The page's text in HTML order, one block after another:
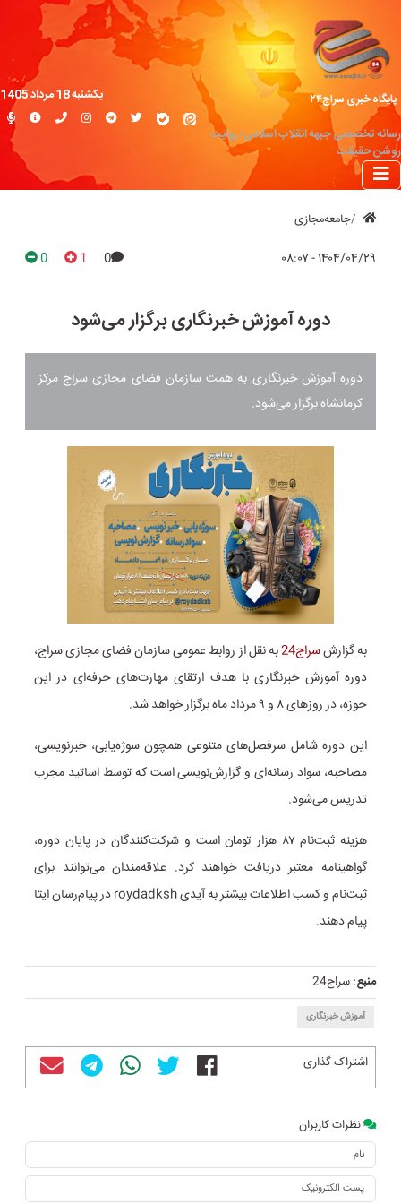
پایگاه خبری سراج۲۴
رسانه تخصصی جبهه انقلاب اسلامی؛ روایت
روشن حقیقت
یکشنبه 18 مرداد 1405
جامعه‌مجازی
۱۴۰۴/۰۴/۲۹ - ۰۸:۰۷ 0
1
0
دوره آموزش خبرنگاری برگزار می‌شود
دوره آموزش خبرنگاری به همت سازمان فضای مجازی سراج مرکز
کرمانشاه برگزار می‌شود.
به گزارشسراج24
به نقل از روابط عمومی سازمان فضای مجازی سراج،
دوره آموزش خبرنگاری با هدف ارتقای مهارت‌های حرفه‌ای در این
حوزه، در روزهای ۸ و ۹ مرداد ماه برگزار خواهد شد.
این دوره شامل سرفصل‌های متنوعی همچون سوژه‌یابی، خبرنویسی،
مصاحبه، سواد رسانه‌ای و گزارش‌نویسی است که توسط اساتید مجرب
تدریس می‌شود.
هزینه ثبت‌نام ۸۷ هزار تومان است و شرکت‌کنندگان در پایان دوره،
گواهینامه معتبر دریافت خواهند کرد. علاقه‌مندان می‌توانند برای
ثبت‌نام و کسب اطلاعات بیشتر به آیدی roydadksh در پیام‌رسان ایتا
پیام دهند.
منبع:سراج24
آموزش خبرنگاری
اشتراک گذاری
نظرات کاربران